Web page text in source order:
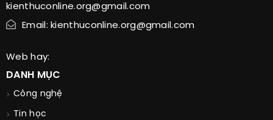
kienthuconline.org@gmail.com
Email: kienthuconline.org@gmail.com
Web hay:
DANH MỤC
Công nghệ
Tin học